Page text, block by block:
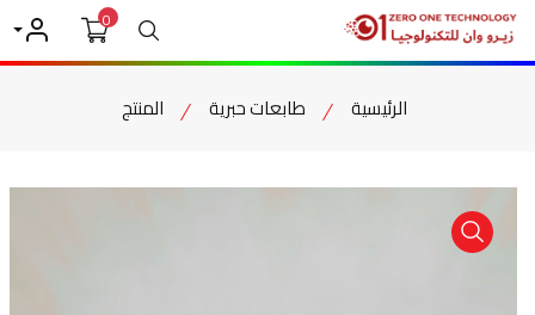
بحث0
حسابي
الرئيسية طابعات حبرية المنتج
item view